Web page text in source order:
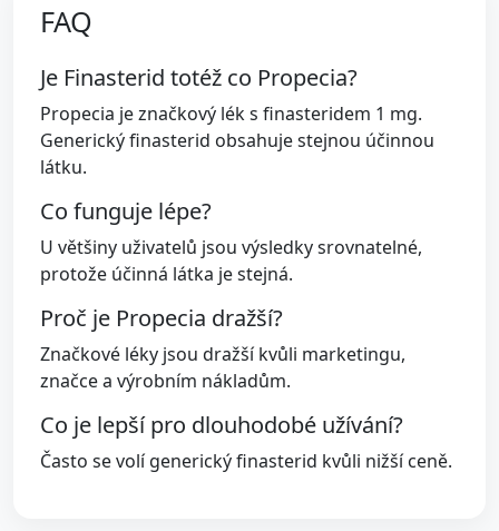
FAQ
Je Finasterid totéž co Propecia?
Propecia je značkový lék s finasteridem 1 mg.
Generický finasterid obsahuje stejnou účinnou
látku.
Co funguje lépe?
U většiny uživatelů jsou výsledky srovnatelné,
protože účinná látka je stejná.
Proč je Propecia dražší?
Značkové léky jsou dražší kvůli marketingu,
značce a výrobním nákladům.
Co je lepší pro dlouhodobé užívání?
Často se volí generický finasterid kvůli nižší ceně.